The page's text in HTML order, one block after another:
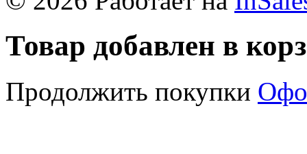
Товар добавлен в
Продолжить покупки